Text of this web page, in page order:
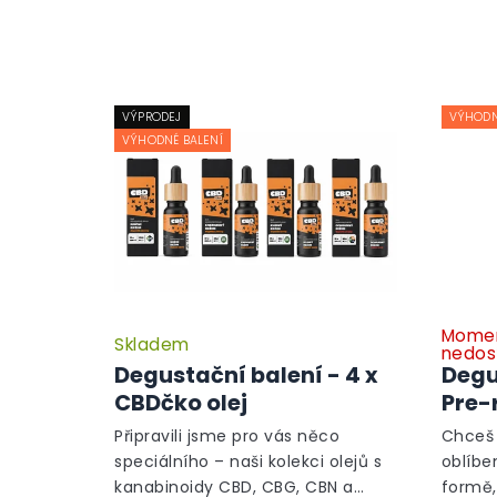
VÝPRODEJ
VÝHODNÉ BALENÍ
Degustační balení - 4 x
CBDčko olej
Skladem
Připravili jsme pro vás něco
speciálního – naši kolekci olejů s
kanabinoidy CBD, CBG, CBN a